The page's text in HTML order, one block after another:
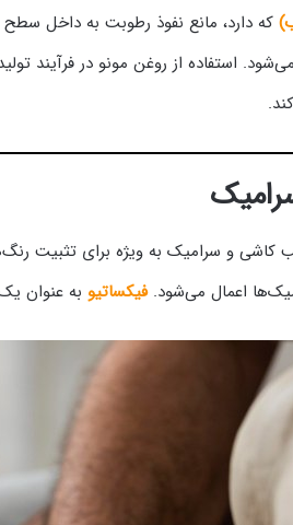
که دارد، مانع نفوذ رطوبت به داخل
استفاده از روغن مونو در فرآیند
کاشی و سرامیک به ویژه برای تثبیت
اعمال می‌شود.فیکساتیو به عنوان